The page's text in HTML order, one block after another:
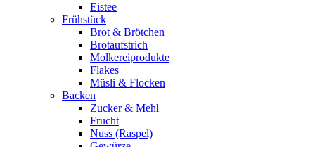
Eistee
Frühstück
Brot & Brötchen
Brotaufstrich
Molkereiprodukte
Flakes
Müsli & Flocken
Backen
Zucker & Mehl
Frucht
Nuss (Raspel)